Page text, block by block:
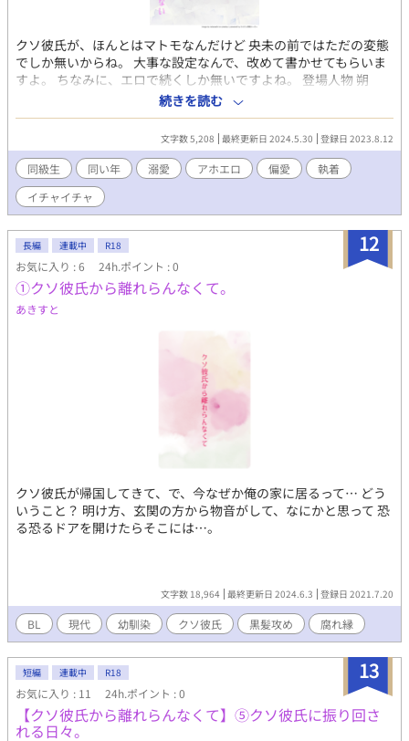
クソ彼氏が、ほんとはマトモなんだけど 央未の前ではただの変態
でしか無いからね。 大事な設定なんで、改めて書かせてもらいま
すよ。 ちなみに、エロで続くしか無いですよね。 登場人物 朔
１７８ｃｍ 央未いわく、クソ彼氏。 自由人で何事も たおやかに
受け流してしまう。 風のような青年。 久しぶりに央未と再会して
心が暴風域。 自分の心には、少しうとい。 とりあえず央未の顔は
好き。 央未 １７０ｃｍ 朔に逃げられたせいで すっかり性格が、
ねじ曲がり 素直さを忘れてしまった。 でも時々、強がる事を忘れ
無邪気になる。 しらずしらず、彼氏を 束縛しちゃう系。 元は、人
当たりがいい好青年。
続きを読む
文字数 5,208 最終更新日 2024.5.30 登録日 2023.8.12
同級生 同い年 溺愛 アホエロ 偏愛
執着
イチャイチャ
12
長編 連載中 R18
お気に入り : 6 24h.ポイント : 0
①クソ彼氏から離れらんなくて。
あきすと
クソ彼氏が帰国してきて、で、今なぜか俺の家に居るって… どう
いうこと？ 明け方、玄関の方から物音がして、なにかと思って 恐
る恐るドアを開けたらそこには…。
文字数 18,964 最終更新日 2024.6.3 登録日 2021.7.20
BL 現代 幼馴染 クソ彼氏 黒髪攻め 腐れ縁
13
短編 連載中 R18
お気に入り : 11 24h.ポイント : 0
【クソ彼氏から離れらんなくて】⑤クソ彼氏に振り回さ
れる日々。